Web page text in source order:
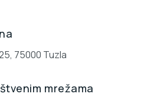
75000 Tuzla
mrežama